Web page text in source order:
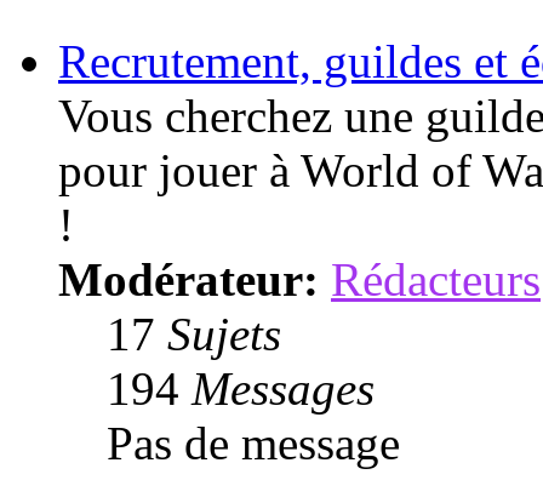
Recrutement, guildes et
Vous cherchez une
pour jouer à World of
!
Modérateur: Rédacteurs
17 Sujets
194 Messages
Pas de message